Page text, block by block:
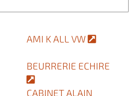
AMI K ALL VW
BEURRERIE ECHIRE
CABINET ALAIN